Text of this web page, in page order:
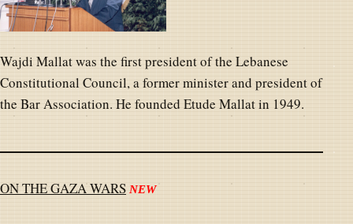
Wajdi Mallat was the first president of the Lebanese
Constitutional Council, a former minister and president of
the Bar Association. He founded Etude Mallat in 1949.
ON THE GAZA WARS NEW